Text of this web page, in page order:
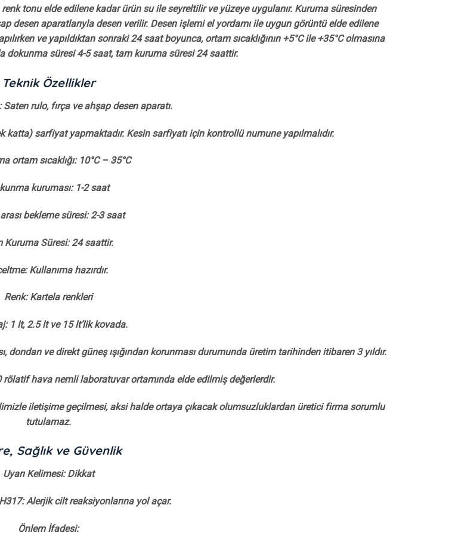
tonu elde edilene kadar ürün su ile seyreltilir ve yüzeye uygulanır. Kuruma süresinden
desen aparatlarıyla desen verilir. Desen işlemi el yordamı ile uygun görüntü elde edilene
ve yapıldıktan sonraki 24 saat boyunca, ortam sıcaklığının +5°C ile +35°C olmasına
dokunma süresi 4-5 saat, tam kuruma süresi 24 saattir.
Teknik Özellikler
rulo, fırça ve ahşap desen aparatı.
sarfiyat yapmaktadır. Kesin sarfiyatı için kontrollü numune yapılmalıdır.
ortam sıcaklığı: 10°C – 35°C
kuruması: 1-2 saat
bekleme süresi: 2-3 saat
Kuruma Süresi: 24 saattir.
Kullanıma hazırdır.
Renk: Kartela renkleri
1 lt, 2.5 lt ve 15 lt’lik kovada.
ve direkt güneş ışığından korunması durumunda üretim tarihinden itibaren 3 yıldır.
rölatif hava nemli laboratuvar ortamında elde edilmiş değerlerdir.
iletişime geçilmesi, aksi halde ortaya çıkacak olumsuzluklardan üretici firma sorumlu
tutulamaz.
Sağlık ve Güvenlik
Uyarı Kelimesi: Dikkat
Alerjik cilt reaksiyonlarına yol açar.
Önlem İfadesi: